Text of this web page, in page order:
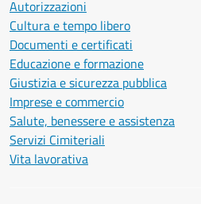
Autorizzazioni
Cultura e tempo libero
Documenti e certificati
Educazione e formazione
Giustizia e sicurezza pubblica
Imprese e commercio
Salute, benessere e assistenza
Servizi Cimiteriali
Vita lavorativa